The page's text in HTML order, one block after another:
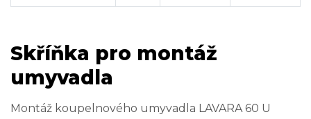
Skříňka pro montáž
umyvadla
Montáž koupelnového umyvadla LAVARA 60 U